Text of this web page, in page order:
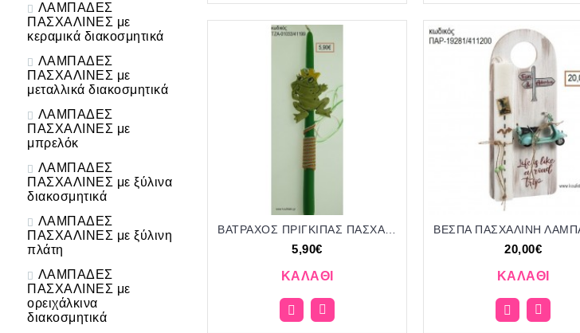
ΛΑΜΠΑΔΕΣ
ΠΑΣΧΑΛΙΝΕΣ με
κεραμικά διακοσμητικά
ΛΑΜΠΑΔΕΣ
ΠΑΣΧΑΛΙΝΕΣ με
μεταλλικά διακοσμητικά
ΛΑΜΠΑΔΕΣ
ΠΑΣΧΑΛΙΝΕΣ με
μπρελόκ
ΛΑΜΠΑΔΕΣ
ΠΑΣΧΑΛΙΝΕΣ με ξύλινα
διακοσμητικά
ΛΑΜΠΑΔΕΣ
ΠΑΣΧΑΛΙΝΕΣ με ξύλινη
πλάτη
ΛΑΜΠΑΔΕΣ
ΠΑΣΧΑΛΙΝΕΣ με
ορειχάλκινα
διακοσμητικά
ΒΑΤΡΑΧΟΣ ΠΡΙΓΚΙΠΑΣ ΠΑΣΧΑΛΙΝΗ ΛΑΜΠΑΔΑ ΧΕΙΡΟΠΟΙΗΤΗ ΜΕ ΚΕΡΑΜΙΚΟ ΔΙΑΚΟΣΜΗΤΙΚΟ ΚΑΙ ΚΟΡΔΟΝΙΑ - ΚΟΡΔΕΛΕΣ ΤΖΑ-01033/41199 5.90€!!!!
5,90€
ΚΑΛΆΘΙ
20,00€
ΚΑΛΆΘΙ